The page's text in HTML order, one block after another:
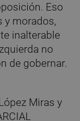
Eso
y morados,
inalterable
no
de gobernar.